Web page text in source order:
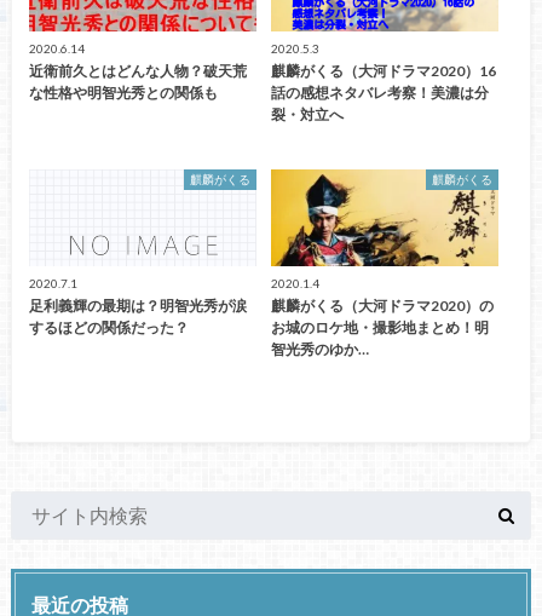
2020.6.14
近衛前久とはどんな人物？破天荒
な性格や明智光秀との関係も
2020.5.3
麒麟がくる（大河ドラマ2020）16
話の感想ネタバレ考察！美濃は分
裂・対立へ
麒麟がくる
2020.7.1
足利義輝の最期は？明智光秀が涙
するほどの関係だった？
麒麟がくる
2020.1.4
麒麟がくる（大河ドラマ2020）の
お城のロケ地・撮影地まとめ！明
智光秀のゆか…
最近の投稿